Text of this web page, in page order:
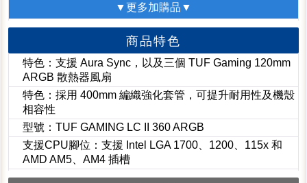
▼更多加購品▼
商品特色
特色：支援 Aura Sync，以及三個 TUF Gaming 120mm
ARGB 散熱器風扇
特色：採用 400mm 編織強化套管，可提升耐用性及機殼
相容性
型號：TUF GAMING LC II 360 ARGB
支援CPU腳位：支援 Intel LGA 1700、1200、115x 和
AMD AM5、AM4 插槽